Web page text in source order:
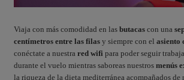
Viaja con más comodidad en las butacas con una
centímetros entre las filas y siempre con el asiento
conéctate a nuestra red wifi para poder seguir
durante el vuelo mientras saboreas nuestros menús
la riqueza de la dieta mediterránea acompañados de